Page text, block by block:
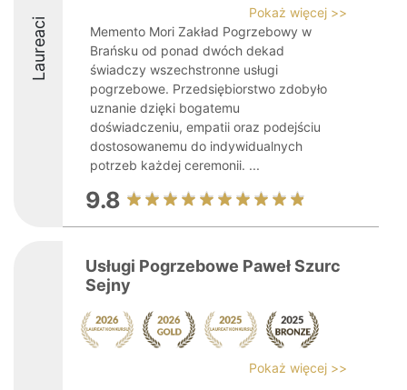
Laureaci
Pokaż więcej >>
Memento Mori Zakład Pogrzebowy w
Brańsku od ponad dwóch dekad
świadczy wszechstronne usługi
pogrzebowe. Przedsiębiorstwo zdobyło
uznanie dzięki bogatemu
doświadczeniu, empatii oraz podejściu
dostosowanemu do indywidualnych
potrzeb każdej ceremonii. ...
9.8
Usługi Pogrzebowe Paweł Szurc
Sejny
Pokaż więcej >>